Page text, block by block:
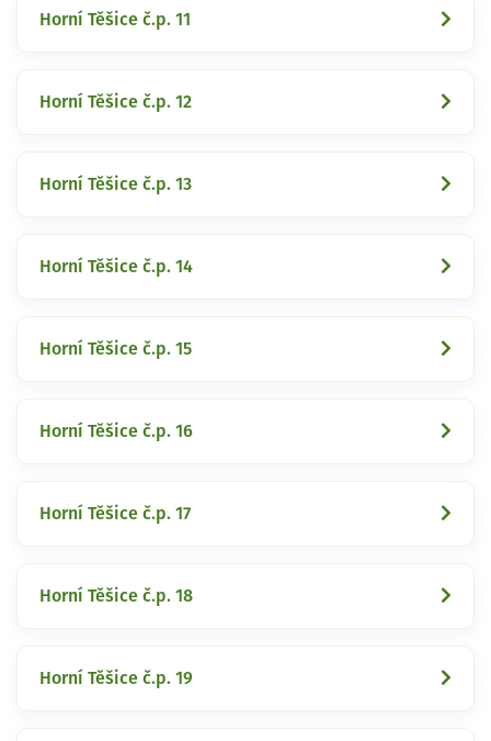
Horní Těšice č.p. 11
Horní Těšice č.p. 12
Horní Těšice č.p. 13
Horní Těšice č.p. 14
Horní Těšice č.p. 15
Horní Těšice č.p. 16
Horní Těšice č.p. 17
Horní Těšice č.p. 18
Horní Těšice č.p. 19